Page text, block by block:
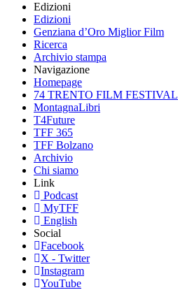
Edizioni
Edizioni
Genziana d’Oro Miglior Film
Ricerca
Archivio stampa
Navigazione
Homepage
74 TRENTO FILM FESTIVAL
MontagnaLibri
T4Future
TFF 365
TFF Bolzano
Archivio
Chi siamo
Link
Podcast
MyTFF
English
Social
Facebook
X - Twitter
Instagram
YouTube